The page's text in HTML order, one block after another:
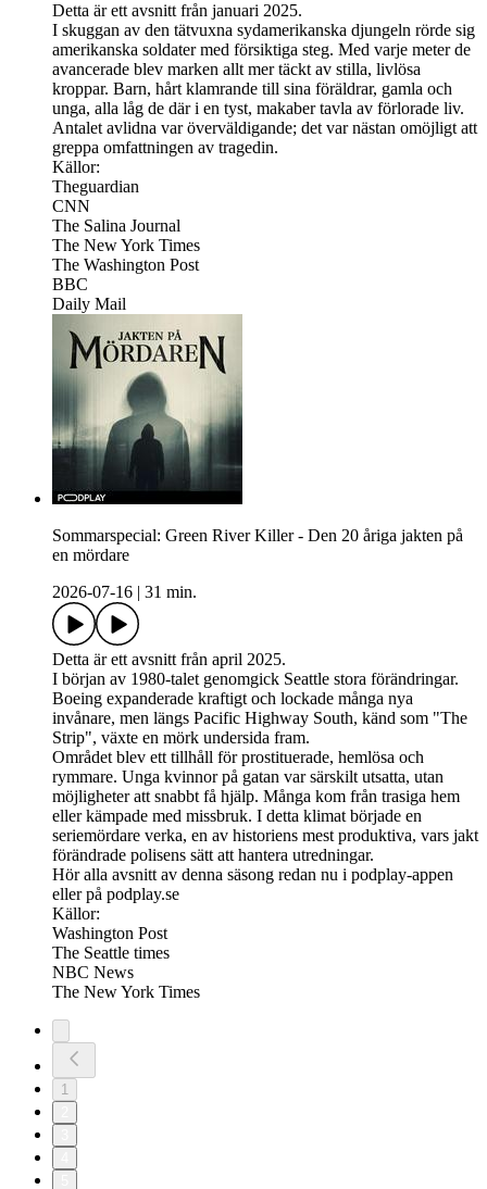
Detta är ett avsnitt från januari 2025.
I skuggan av den tätvuxna sydamerikanska djungeln rörde sig
amerikanska soldater med försiktiga steg. Med varje meter de
avancerade blev marken allt mer täckt av stilla, livlösa
kroppar. Barn, hårt klamrande till sina föräldrar, gamla och
unga, alla låg de där i en tyst, makaber tavla av förlorade liv.
Antalet avlidna var överväldigande; det var nästan omöjligt att
greppa omfattningen av tragedin.
Källor:
Theguardian
CNN
The Salina Journal
The New York Times
The Washington Post
BBC
Daily Mail
Sommarspecial: Green River Killer - Den 20 åriga jakten på
en mördare
2026-07-16
31 min.
Detta är ett avsnitt från april 2025.
I början av 1980-talet genomgick Seattle stora förändringar.
Boeing expanderade kraftigt och lockade många nya
invånare, men längs Pacific Highway South, känd som "The
Strip", växte en mörk undersida fram.
Området blev ett tillhåll för prostituerade, hemlösa och
rymmare. Unga kvinnor på gatan var särskilt utsatta, utan
möjligheter att snabbt få hjälp. Många kom från trasiga hem
eller kämpade med missbruk. I detta klimat började en
seriemördare verka, en av historiens mest produktiva, vars jakt
förändrade polisens sätt att hantera utredningar.
Hör alla avsnitt av denna säsong redan nu i podplay-appen
eller på podplay.se
Källor:
Washington Post
The Seattle times
NBC News
The New York Times
1